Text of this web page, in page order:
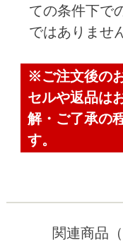
ての条件下で
ではありませ
※ご注文後の
セルや返品は
解・ご了承の
す。
関連商品